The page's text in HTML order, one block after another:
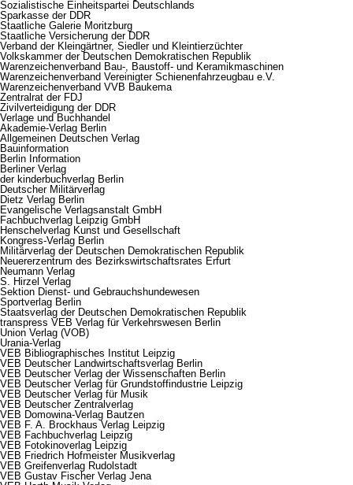
Sozialistische Einheitspartei Deutschlands
Sparkasse der DDR
Staatliche Galerie Moritzburg
Staatliche Versicherung der DDR
Verband der Kleingärtner, Siedler und Kleintierzüchter
Volkskammer der Deutschen Demokratischen Republik
Warenzeichenverband Bau-, Baustoff- und Keramikmaschinen
Warenzeichenverband Vereinigter Schienenfahrzeugbau e.V.
Warenzeichenverband VVB Baukema
Zentralrat der FDJ
Zivilverteidigung der DDR
Verlage und Buchhandel
Akademie-Verlag Berlin
Allgemeinen Deutschen Verlag
Bauinformation
Berlin Information
Berliner Verlag
der kinderbuchverlag Berlin
Deutscher Militärverlag
Dietz Verlag Berlin
Evangelische Verlagsanstalt GmbH
Fachbuchverlag Leipzig GmbH
Henschelverlag Kunst und Gesellschaft
Kongress-Verlag Berlin
Militärverlag der Deutschen Demokratischen Republik
Neuererzentrum des Bezirkswirtschaftsrates Erfurt
Neumann Verlag
S. Hirzel Verlag
Sektion Dienst- und Gebrauchshundewesen
Sportverlag Berlin
Staatsverlag der Deutschen Demokratischen Republik
transpress VEB Verlag für Verkehrswesen Berlin
Union Verlag (VOB)
Urania-Verlag
VEB Bibliographisches Institut Leipzig
VEB Deutscher Landwirtschaftsverlag Berlin
VEB Deutscher Verlag der Wissenschaften Berlin
VEB Deutscher Verlag für Grundstoffindustrie Leipzig
VEB Deutscher Verlag für Musik
VEB Deutscher Zentralverlag
VEB Domowina-Verlag Bautzen
VEB F. A. Brockhaus Verlag Leipzig
VEB Fachbuchverlag Leipzig
VEB Fotokinoverlag Leipzig
VEB Friedrich Hofmeister Musikverlag
VEB Greifenverlag Rudolstadt
VEB Gustav Fischer Verlag Jena